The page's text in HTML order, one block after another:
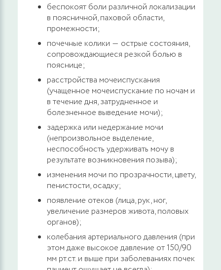
беспокоят боли различной локализации
в поясничной, паховой области,
промежности;
почечные колики ― острые состояния,
сопровождающиеся резкой болью в
пояснице;
расстройства мочеиспускания
(учащенное мочеиспускание по ночам и
в течение дня, затрудненное и
болезненное выведение мочи);
задержка или недержание мочи
(непроизвольное выделение,
неспособность удерживать мочу в
результате возникновения позыва);
изменения мочи по прозрачности, цвету,
пенистости, осадку;
появление отеков (лица, рук, ног,
увеличение размеров живота, половых
органов);
колебания артериального давления (при
этом даже высокое давление от 150/90
мм рт.ст. и выше при заболеваниях почек